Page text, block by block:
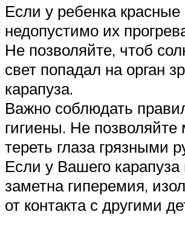
Если у ребенка красные
недопустимо их
Не позволяйте, чтоб
свет попадал на орган
карапуза.
Важно соблюдать
гигиены. Не
тереть глаза грязными
Если у Вашего карапуза
заметна гиперемия,
от контакта с другими